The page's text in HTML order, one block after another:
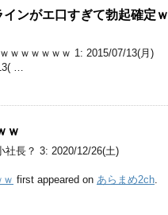
ンがエ口すぎて勃起確定ｗ
ｗｗｗｗｗｗ 1: 2015/07/13(月)
…
ｗ
社長？ 3: 2020/12/26(土)
first appeared on あらまめ2ch.